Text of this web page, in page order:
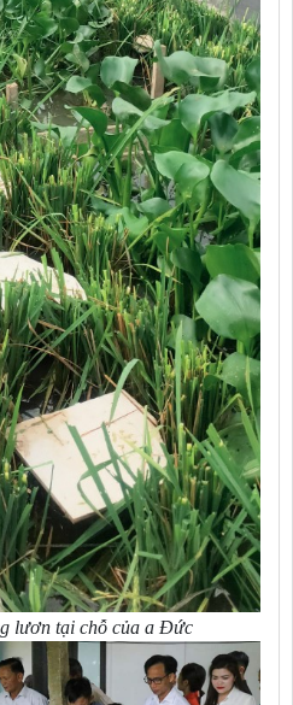
lươn tại chỗ của a Đức